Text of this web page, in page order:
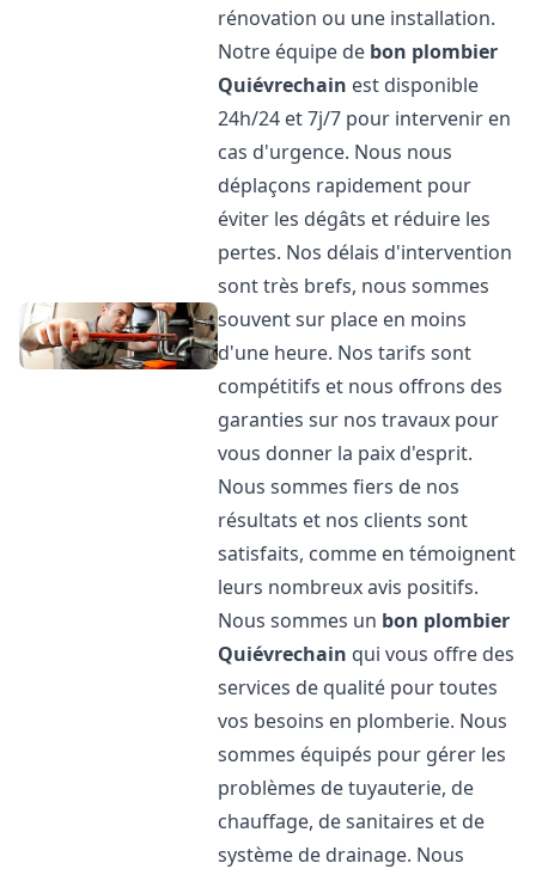
rénovation ou une installation.
Notre équipe de bon plombier
Quiévrechain est disponible
24h/24 et 7j/7 pour intervenir en
cas d'urgence. Nous nous
déplaçons rapidement pour
éviter les dégâts et réduire les
pertes. Nos délais d'intervention
sont très brefs, nous sommes
souvent sur place en moins
d'une heure. Nos tarifs sont
compétitifs et nous offrons des
garanties sur nos travaux pour
vous donner la paix d'esprit.
Nous sommes fiers de nos
résultats et nos clients sont
satisfaits, comme en témoignent
leurs nombreux avis positifs.
Nous sommes un bon plombier
Quiévrechain qui vous offre des
services de qualité pour toutes
vos besoins en plomberie. Nous
sommes équipés pour gérer les
problèmes de tuyauterie, de
chauffage, de sanitaires et de
système de drainage. Nous